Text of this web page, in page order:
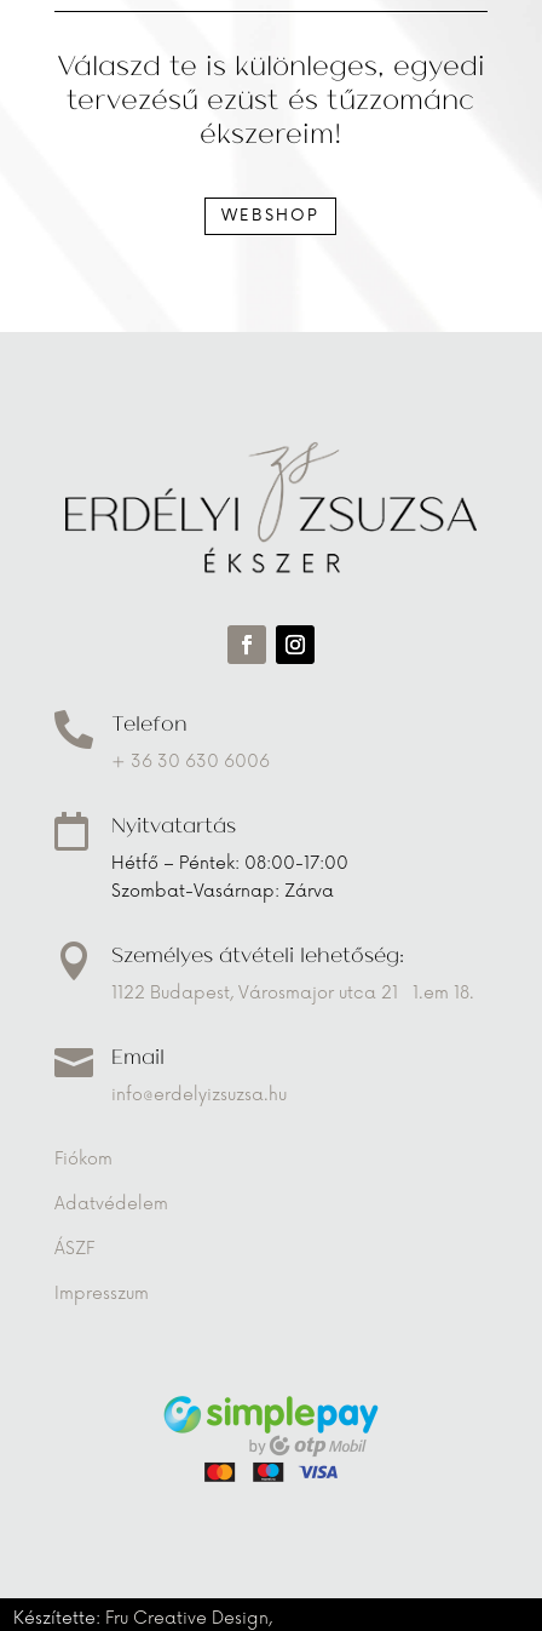
Válaszd te is különleges, egyedi
tervezésű ezüst és tűzzománc
ékszereim!
WEBSHOP
 Telefon
+ 36 30 630 6006
 Nyitvatartás
Hétfő – Péntek: 08:00-17:00
Szombat-Vasárnap: Zárva
 Személyes átvételi lehetőség:
1122 Budapest, Városmajor utca 21 1.em 18.
 Email
info@erdelyizsuzsa.hu
Fiókom
Adatvédelem
ÁSZF
Impresszum
Készítette: Fru Creative Design,